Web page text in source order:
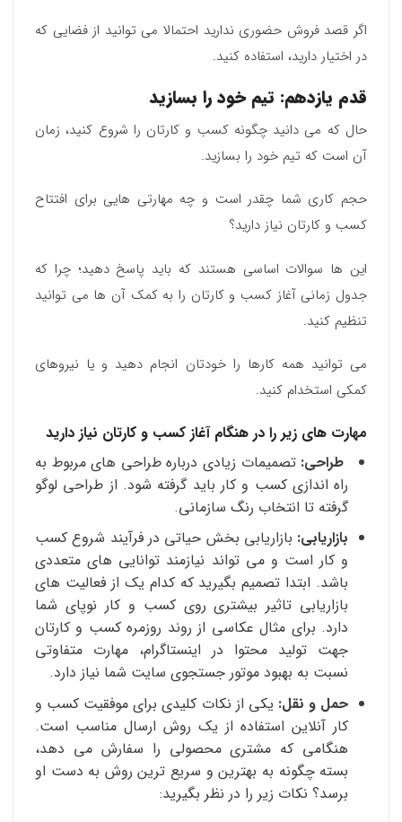
اگر قصد فروش حضوری ندارید احتمالا می توانید از فضایی که
در اختیار دارید، استفاده کنید.
قدم یازدهم: تیم خود را بسازید
حال که می دانید چگونه کسب و کارتان را شروع کنید، زمان
آن است که تیم خود را بسازید.
حجم کاری شما چقدر است و چه مهارتی هایی برای افتتاح
کسب و کارتان نیاز دارید؟
این ها سوالات اساسی هستند که باید پاسخ دهید؛ چرا که
جدول زمانی آغاز کسب و کارتان را به کمک آن ها می توانید
تنظیم کنید.
می توانید همه کارها را خودتان انجام دهید و یا نیروهای
کمکی استخدام کنید.
مهارت های زیر را در هنگام آغاز کسب و کارتان نیاز دارید
طراحی: تصمیمات زیادی درباره طراحی های مربوط به
راه اندازی کسب و کار باید گرفته شود. از طراحی لوگو
گرفته تا انتخاب رنگ سازمانی.
بازاریابی: بازاریابی بخش حیاتی در فرآیند شروع کسب
و کار است و می تواند نیازمند توانایی های متعددی
باشد. ابتدا تصمیم بگیرید که کدام یک از فعالیت های
بازاریابی تاثیر بیشتری روی کسب و کار نوپای شما
دارد. برای مثال عکاسی از روند روزمره کسب و کارتان
جهت تولید محتوا در اینستاگرام، مهارت متفاوتی
نسبت به بهبود موتور جستجوی سایت شما نیاز دارد.
حمل و نقل: یکی از نکات کلیدی برای موفقیت کسب و
کار آنلاین استفاده از یک روش ارسال مناسب است.
هنگامی که مشتری محصولی را سفارش می دهد،
بسته چگونه به بهترین و سریع ترین روش به دست او
برسد؟ نکات زیر را در نظر بگیرید: